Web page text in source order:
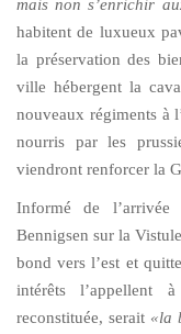
mais non s’enrichir
habitent de luxueux
la préservation des
ville hébergent la
nouveaux régiments à
nourris par les
viendront renforcer la
Informé de
Bennigsen sur la
bond vers l’est et
intérêts l’appellent
reconstituée, serait «la